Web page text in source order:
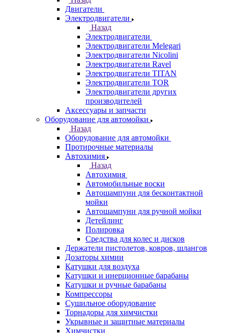
Двигатели
Электродвигатели
Назад
Электродвигатели
Электродвигатели Melegari
Электродвигатели Nicolini
Электродвигатели Ravel
Электродвигатели TITAN
Электродвигатели TOR
Электродвигатели других
производителей
Аксессуары и запчасти
Оборудование для автомойки
Назад
Оборудование для автомойки
Протирочные материалы
Автохимия
Назад
Автохимия
Автомобильные воски
Автошампуни для бесконтактной
мойки
Автошампуни для ручной мойки
Детейлинг
Полировка
Средства для колес и дисков
Держатели пистолетов, ковров, шлангов
Дозаторы химии
Катушки для воздуха
Катушки и инерционные барабаны
Катушки и ручные барабаны
Компрессоры
Сушильное оборудование
Торнадоры для химчистки
Укрывные и защитные материалы
Химчистки